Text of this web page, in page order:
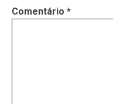
Comentário *